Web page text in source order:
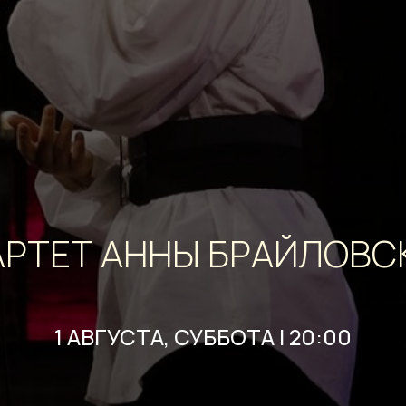
АННЫ
1 АВГУСТА, СУББОТА | 20:00